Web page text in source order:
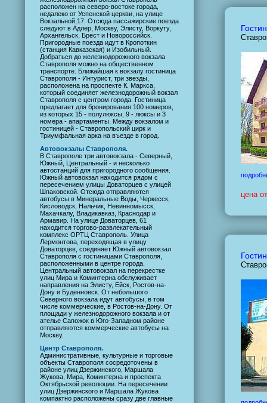
расположен на северо-востоке города,
недалеко от Успенской церкви, на улице
Вокзальной,17. Отсюда пассажирские поезда
следуют в Адлер, Москву, Элисту, Воркуту,
Архангельск, Брест и Новороссийск.
Пригородные поезда идут в Кропоткин
(станция Кавказская) и Изобильный.
Добраться до железнодорожного вокзала
Ставрополя можно на общественном
транспорте. Ближайшая к вокзалу гостиница
Ставрополя - Интурист, три звезды,
расположена на проспекте К. Маркса,
который соединяет железнодорожный вокзал
Ставрополя с центром города. Гостиница
предлагает для бронирования 100 номеров,
из которых 15 - полулюксы, 9 - люксы и 3
номера - апартаменты. Между вокзалом и
гостиницей - Ставропольский цирк и
Триумфальная арка на въезде в город.
Автовокзалы Ставрополя.
В Ставрополе три автовокзала - Северный,
Южный, Центральный - и несколько
автостанций для пригородного сообщения.
Южный автовокзал находится рядом с
пересечением улицы Доваторцев с улицей
Шпаковской. Отсюда отправляются
автобусы в Минеральные Воды, Черкесск,
Кисловодск, Нальчик, Невинномысск,
Махачкалу, Владикавказ, Краснодар и
Армавир. На улице Доваторцев, 61
находится торгово-развлекательный
комплекс ОРТЦ Ставрополь. Улица
Лермонтова, переходящая в улицу
Доваторцев, соединяет Южный автовокзал
Ставрополя с гостиницами Ставрополя,
расположенными в центре города.
Центральный автовокзал на перекрестке
улиц Мира и Коминтерна обслуживает
направления на Элисту, Ейск, Ростов-на-
Дону и Буденновск. От небольшого
Северного вокзала идут автобусы, в том
числе коммерческие, в Ростов-на-Дону. От
площади у железнодорожного вокзала и от
ателье Сапожок в Юго-Западном районе
отправляются коммерческие автобусы на
Москву.
Центр Ставрополя.
Административные, культурные и торговые
объекты Ставрополя сосредоточены в
районе улиц Дзержинского, Маршала
Жукова, Мира, Коминтерна и проспекта
Октябрьской революции. На пересечении
улиц Дзержинского и Маршала Жукова
компактно расположены сразу две главные
цена